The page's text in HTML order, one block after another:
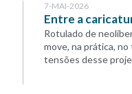
7-MAI-2026
Entre a
Rotulado de
move, na prática,
tensões desse